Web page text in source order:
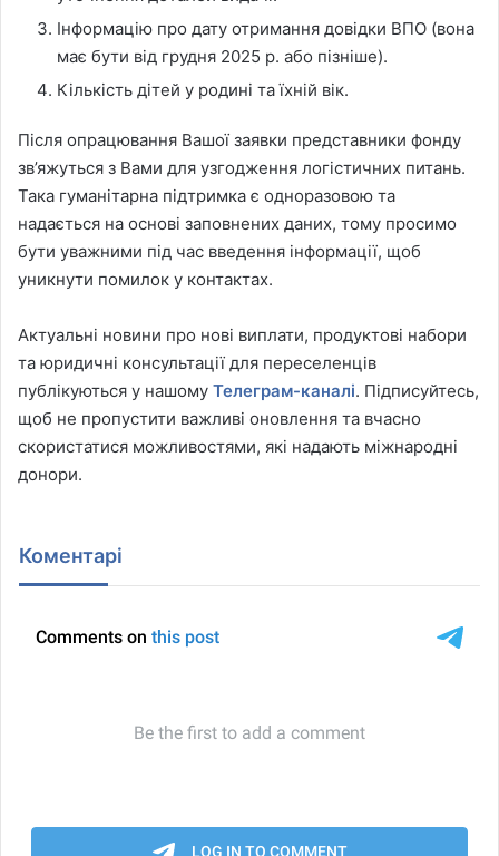
Інформацію про дату отримання довідки ВПО (вона
має бути від грудня 2025 р. або пізніше).
Кількість дітей у родині та їхній вік.
Після опрацювання Вашої заявки представники фонду
зв’яжуться з Вами для узгодження логістичних питань.
Така гуманітарна підтримка є одноразовою та
надається на основі заповнених даних, тому просимо
бути уважними під час введення інформації, щоб
уникнути помилок у контактах.
Актуальні новини про нові виплати, продуктові набори
та юридичні консультації для переселенців
публікуються у нашому Телеграм-каналі. Підписуйтесь,
щоб не пропустити важливі оновлення та вчасно
скористатися можливостями, які надають міжнародні
донори.
Коментарі